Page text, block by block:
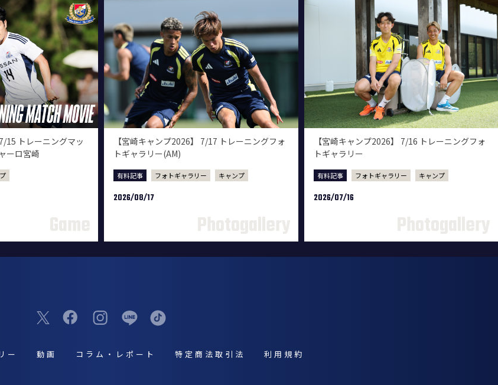
15 トレーニングマッ
ーロ宮崎
【宮崎キャンプ2026】 7/17 トレーニングフォ
トギャラリー(AM)
有料記事 フォトギャラリー キャンプ
2026/08/17
【宮崎キャンプ2026】 7/16 トレーニングフォ
トギャラリー
有料記事 フォトギャラリー キャンプ
2026/07/16
ー 動画 コラム・レポート 特定商法取引法 利用規約